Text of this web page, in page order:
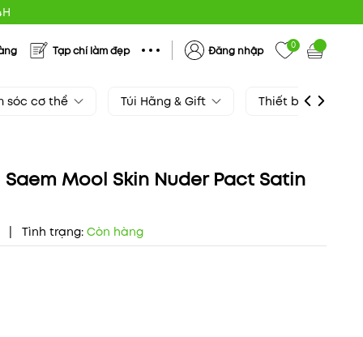
Tạp chí làm đẹp Đăng nhập 0
sóc cơ thể Túi Hãng & Gift Thiết bị làm đẹp
Mool Skin Nuder Pact Satin
Tình trạng: Còn hàng